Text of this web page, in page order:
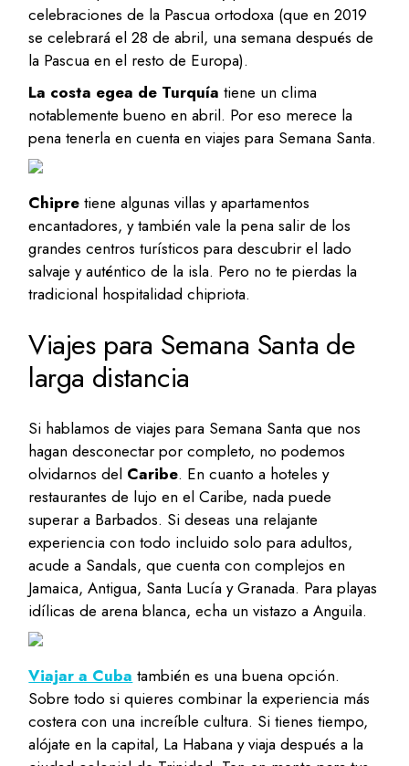
celebraciones de la Pascua ortodoxa (que en 2019
se celebrará el 28 de abril, una semana después de
la Pascua en el resto de Europa).
La costa egea de Turquía tiene un clima
notablemente bueno en abril. Por eso merece la
pena tenerla en cuenta en viajes para Semana Santa.
Chipre tiene algunas villas y apartamentos
encantadores, y también vale la pena salir de los
grandes centros turísticos para descubrir el lado
salvaje y auténtico de la isla. Pero no te pierdas la
tradicional hospitalidad chipriota.
Viajes para Semana Santa de
larga distancia
Si hablamos de viajes para Semana Santa que nos
hagan desconectar por completo, no podemos
olvidarnos del Caribe. En cuanto a hoteles y
restaurantes de lujo en el Caribe, nada puede
superar a Barbados. Si deseas una relajante
experiencia con todo incluido solo para adultos,
acude a Sandals, que cuenta con complejos en
Jamaica, Antigua, Santa Lucía y Granada. Para playas
idílicas de arena blanca, echa un vistazo a Anguila.
Viajar a Cuba también es una buena opción.
Sobre todo si quieres combinar la experiencia más
costera con una increíble cultura. Si tienes tiempo,
alójate en la capital, La Habana y viaja después a la